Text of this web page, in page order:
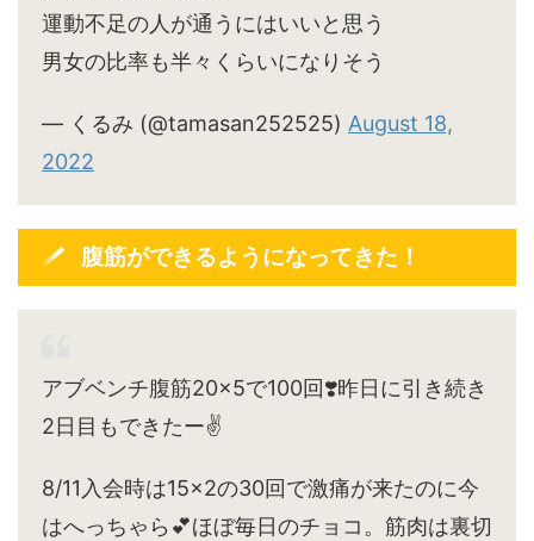
運動不足の人が通うにはいいと思う
男女の比率も半々くらいになりそう
— くるみ (@tamasan252525) August 18,
2022
腹筋ができるようになってきた！
アブベンチ腹筋20×5で100回❣️昨日に引き続き
2日目もできたー✌️
8/11入会時は15×2の30回で激痛が来たのに今
はへっちゃら💕ほぼ毎日のチョコ。筋肉は裏切